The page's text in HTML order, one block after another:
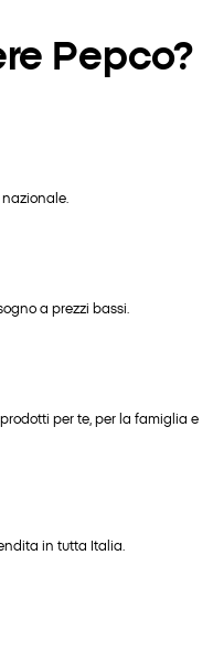
Pepco?
a prezzi bassi.
per te, per la famiglia e
in tutta Italia.